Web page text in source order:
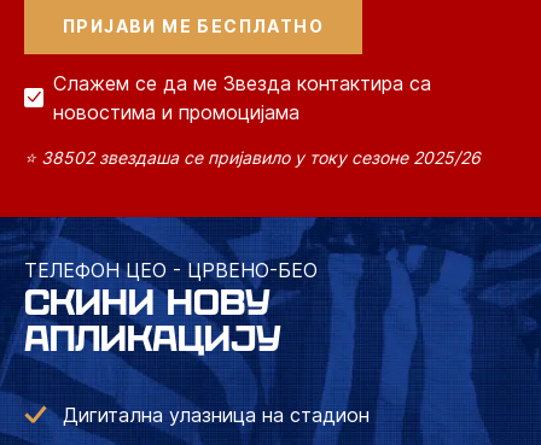
Слажем се да ме Звезда контактира са
новостима и промоцијама
⭐ 38502 звездаша се пријавило у току сезоне 2025/26
ТЕЛЕФОН ЦЕО - ЦРВЕНО-БЕО
СКИНИ НОВУ
АПЛИКАЦИЈУ
Дигитална улазница на стадион